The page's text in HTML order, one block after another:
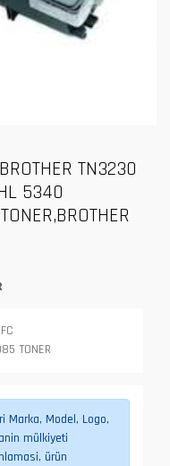
TN3230
5340
TONER
Marka, Model, Logo,
mülkiyeti
ürün